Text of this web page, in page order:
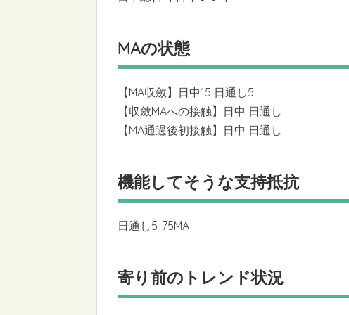
MAの状態
【MA収斂】日中15 日通し5
【収斂MAへの接触】日中 日通し
【MA通過後初接触】日中 日通し
機能してそうな支持抵抗
日通し5-75MA
寄り前のトレンド状況